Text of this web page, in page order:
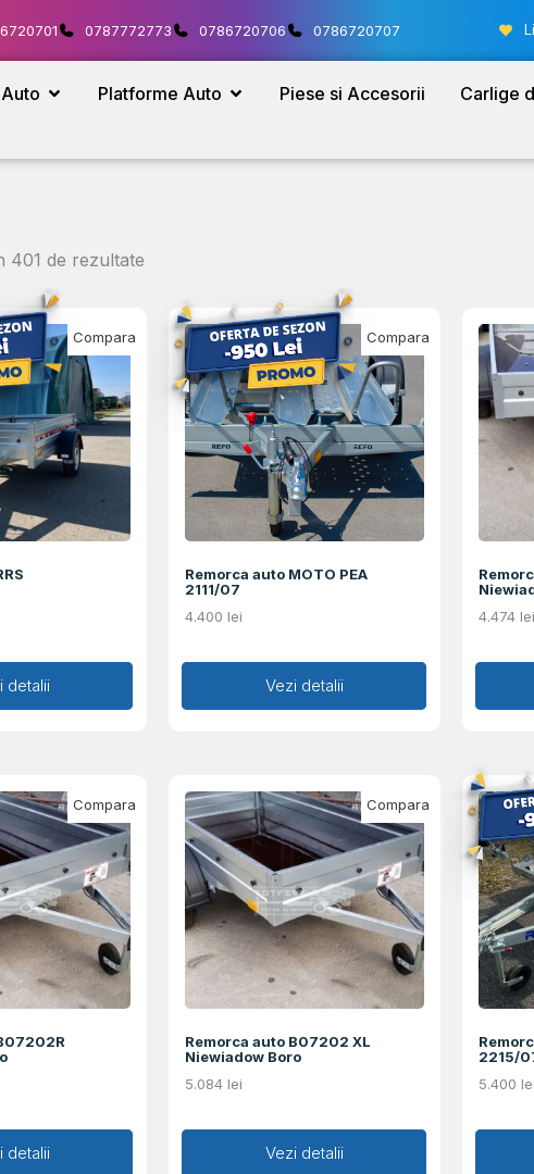
0787772773 0786720706 0786720707
Platforme Auto Piese si Accesorii Carlige
401 de rezultate
în coș
detalii
Compara
Remorca auto MOTO PEA
2111/07
4.400 lei
Adaugă în coș
Vezi detalii
Compara
4.474 lei
în coș
detalii
Compara
Remorca auto B07202 XL
Niewiadow Boro
5.084 lei
Adaugă în coș
Vezi detalii
Compara
2215/
5.400 lei